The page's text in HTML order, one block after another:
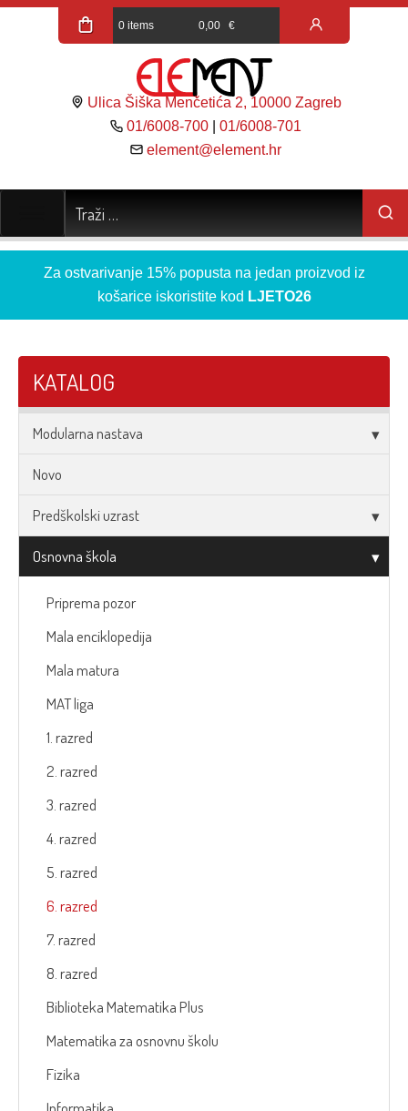
0 items 0,00 €
Ulica Šiška Menčetića 2, 10000 Zagreb
01/6008-700 |01/6008-701
element@element.hr
Za ostvarivanje 15% popusta na jedan proizvod iz
košarice iskoristite kod LJETO26
KATALOG
Modularna nastava
Novo
Predškolski uzrast
Osnovna škola
Priprema pozor
Mala enciklopedija
Mala matura
MAT liga
1. razred
2. razred
3. razred
4. razred
5. razred
6. razred
7. razred
8. razred
Biblioteka Matematika Plus
Matematika za osnovnu školu
Fizika